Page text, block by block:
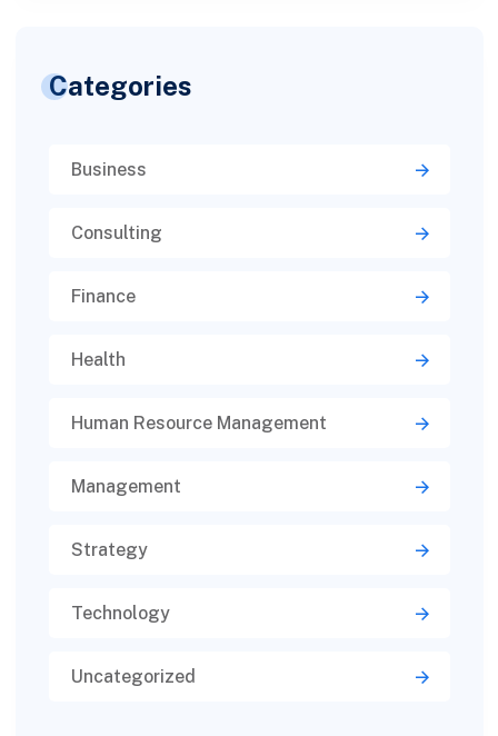
Categories
Business
Consulting
Finance
Health
Human Resource Management
Management
Strategy
Technology
Uncategorized